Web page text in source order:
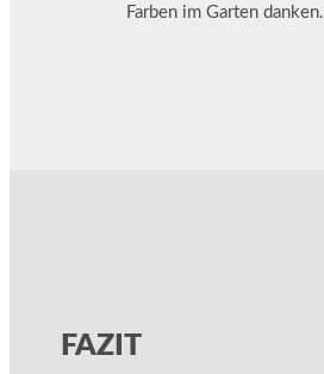
Farben im Garten danken.
FAZIT